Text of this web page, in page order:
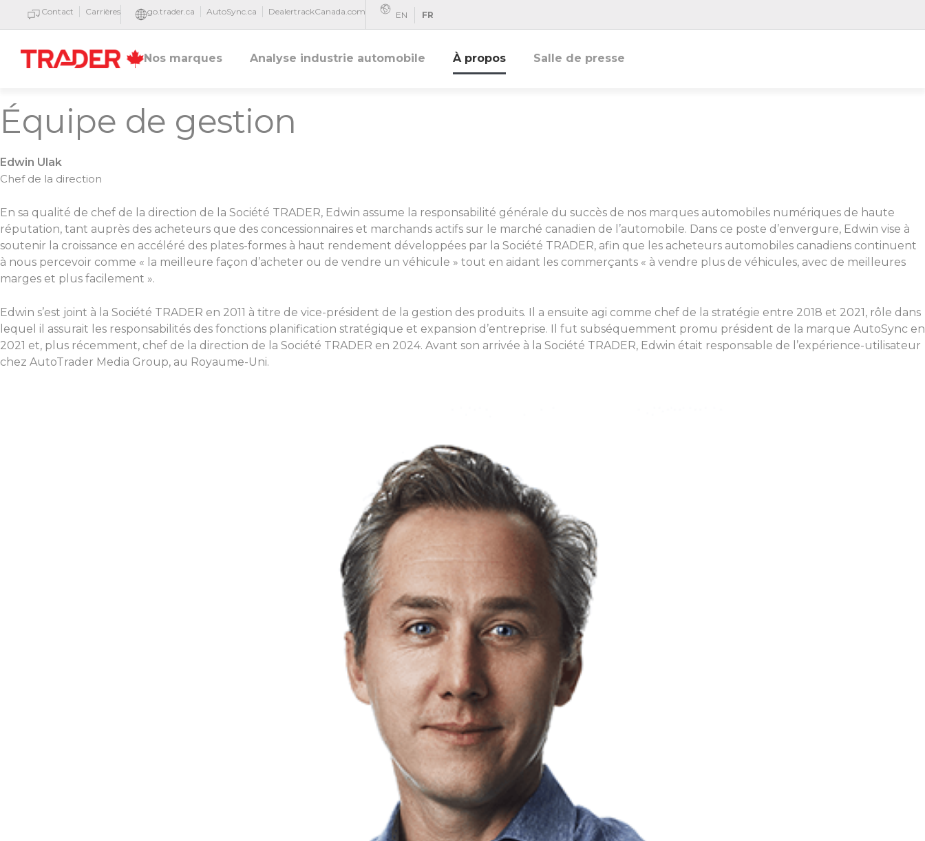
Contact Carrières go.trader.ca AutoSync.ca DealertrackCanada.com EN FR
Nos marques Analyse industrie automobile À propos Salle de presse
Équipe de gestion
Edwin Ulak
Chef de la direction
En sa qualité de chef de la direction de la Société TRADER, Edwin assume la responsabilité générale du succès de nos marques automobiles numériques de haute
réputation, tant auprès des acheteurs que des concessionnaires et marchands actifs sur le marché canadien de l’automobile. Dans ce poste d’envergure, Edwin vise à
soutenir la croissance en accéléré des plates-formes à haut rendement développées par la Société TRADER, afin que les acheteurs automobiles canadiens continuent
à nous percevoir comme « la meilleure façon d’acheter ou de vendre un véhicule » tout en aidant les commerçants « à vendre plus de véhicules, avec de meilleures
marges et plus facilement ».
Edwin s’est joint à la Société TRADER en 2011 à titre de vice-président de la gestion des produits. Il a ensuite agi comme chef de la stratégie entre 2018 et 2021, rôle dans
lequel il assurait les responsabilités des fonctions planification stratégique et expansion d’entreprise. Il fut subséquemment promu président de la marque AutoSync en
2021 et, plus récemment, chef de la direction de la Société TRADER en 2024. Avant son arrivée à la Société TRADER, Edwin était responsable de l’expérience-utilisateur
chez AutoTrader Media Group, au Royaume-Uni.